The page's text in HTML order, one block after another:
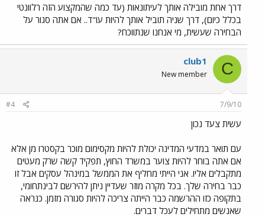
דרך אחת מובילה אותך לעיתונאות (עד כמה שהמקצוע הזה רלוונטי
בכלל כיום), דרך שניה תוביל אותך להיות עו"ד.. אם אתה סגור על
הבחירה שעשית, מי אנחנו שנתווכח?
C
club1
New member
7/9/10
#4
עשית צעד נכון
עם תואר במדעי המדינה יכולת להיות מקסימום מוכר בקסטרו מן אלא
אם אתה בוחר להיות צוער במשרד החוץ, תפקיד קשה שרק מעטים
מתקבלים אליו. אני הייתי מחליף את הממשל במינהל עסקים אבל זו
כבר בחירה שלך. בכל מקרה מוזר שעדיין ניתן להירשם לבינתחומי,
בתקופה כזו ההרשמה כבר הייתה צריכה להיות סגורה מזמן. כנראה
שאנשים מתחילים לעכל דברים.